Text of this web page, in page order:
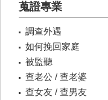
蒐證專業
調查外遇
如何挽回家庭
被監聽
查老公 / 查老婆
查女友 / 查男友